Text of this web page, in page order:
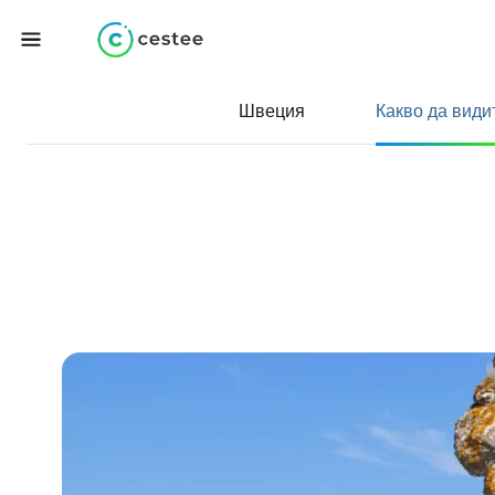
Швеция Какво да